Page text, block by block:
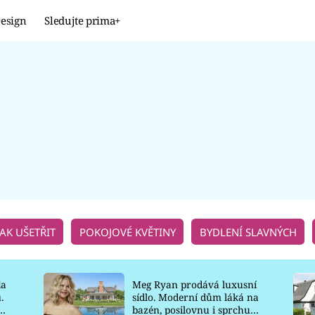
Sledujte prima+
UŠETŘIT POKOJOVÉ KVĚTINY BYDLENÍ SLAVNÝCH
Meg Ryan prodává luxusní
sídlo. Moderní dům láká na
bazén, posilovnu i sprchu